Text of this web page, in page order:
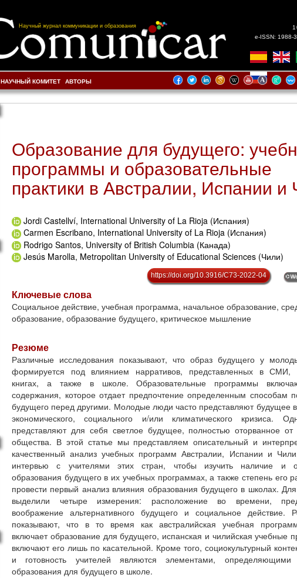
Научный журнал коммуникации и образования
e-ISSN: 1988-
НАУЧНЫЙ КОМИТЕТ АВТОРЫ
Образование для будущего:
программы и образовательные
практики в Австралии, Испании и
Jordi Castellví, International University of La Rioja (Испания)
Carmen Escribano, International University of La Rioja (Испания)
Rodrigo Santos, University of British Columbia (Канада)
Jesús Marolla, Metropolitan University of Educational Sciences (Чили)
https://doi.org/10.3916/C73-2022-04
Ключевые слова
Социальное действие, учебная программа, начальное образование,
образование, образование будущего, критическое мышление
Резюме
Различные исследования показывают, что образ будущего у
формируется под влиянием нарративов, представленных в СМИ,
книгах, а также в школе. Образовательные программы
содержания, которое отдает предпочтение определенным способам
будущего перед другими. Молодые люди часто представляют будущее
экономического, социального и/или климатического кризиса.
представляют для себя светлое будущее, полностью оторванное от
общества. В этой статье мы представляем описательный и
качественный анализ учебных программ Австралии, Испании и
интервью с учителями этих стран, чтобы изучить наличие и
образования будущего в их учебных программах, а также степень его
провести первый анализ влияния образования будущего в школах.
выделили четыре измерения: расположение во времени,
воображение альтернативного будущего и социальное действие.
показывают, что в то время как австралийская учебная
включает образование для будущего, испанская и чилийская учебные
включают его лишь по касательной. Кроме того, социокультурный
и готовность учителей являются элементами, определяющими
образования для будущего в школе.